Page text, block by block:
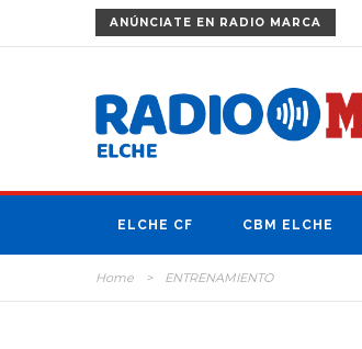
ANÚNCIATE EN RADIO MARCA
ELCHE CF CBM ELCHE
Home > ENTRENAMIENTO